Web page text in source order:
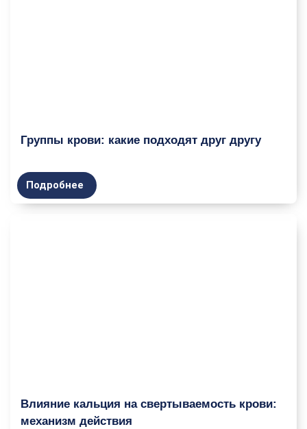
Группы крови: какие подходят друг другу
Подробнее
Влияние кальция на свертываемость крови:
механизм действия